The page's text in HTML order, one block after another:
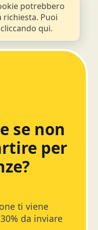
potrebbero
Puoi
qui.
se non
per
ti viene
da inviare